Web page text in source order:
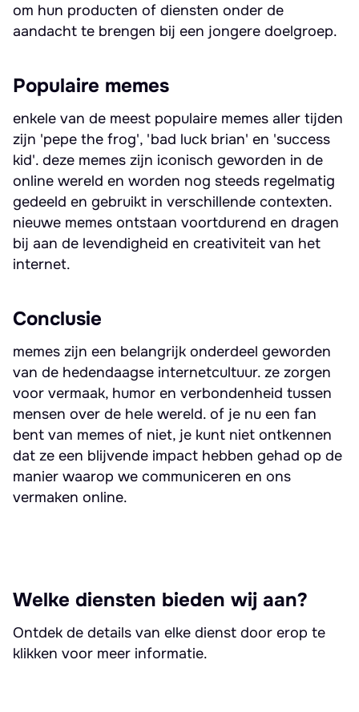
om hun producten of diensten onder de
aandacht te brengen bij een jongere doelgroep.
Populaire memes
enkele van de meest populaire memes aller tijden
zijn 'pepe the frog', 'bad luck brian' en 'success
kid'. deze memes zijn iconisch geworden in de
online wereld en worden nog steeds regelmatig
gedeeld en gebruikt in verschillende contexten.
nieuwe memes ontstaan voortdurend en dragen
bij aan de levendigheid en creativiteit van het
internet.
Conclusie
memes zijn een belangrijk onderdeel geworden
van de hedendaagse internetcultuur. ze zorgen
voor vermaak, humor en verbondenheid tussen
mensen over de hele wereld. of je nu een fan
bent van memes of niet, je kunt niet ontkennen
dat ze een blijvende impact hebben gehad op de
manier waarop we communiceren en ons
vermaken online.
Welke diensten bieden wij aan?
Ontdek de details van elke dienst door erop te
klikken voor meer informatie.